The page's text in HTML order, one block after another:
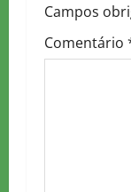
Campos
Comentário